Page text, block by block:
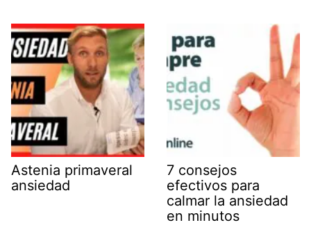
Astenia primaveral
ansiedad
7 consejos
efectivos para
calmar la ansiedad
en minutos